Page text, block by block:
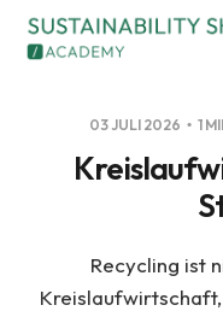
03 JULI 2026 1
Recycling ist